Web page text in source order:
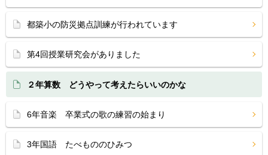
都築小の防災拠点訓練が行われています
第4回授業研究会がありました
２年算数 どうやって考えたらいいのかな
6年音楽 卒業式の歌の練習の始まり
3年国語 たべもののひみつ